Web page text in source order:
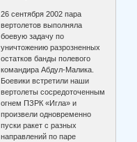
26 сентября 2002 пара
вертолетов выполняла
боевую задачу по
уничтожению разрозненных
остатков банды полевого
командира Абдул-Малика.
Боевики встретили наши
вертолеты сосредоточенным
огнем ПЗРК «Игла» и
произвели одновременно
пуски ракет с разных
направлений по паре